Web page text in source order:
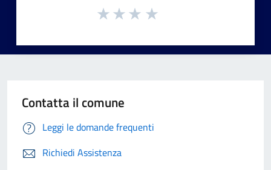
Contatta il comune
Leggi le domande frequenti
Richiedi Assistenza